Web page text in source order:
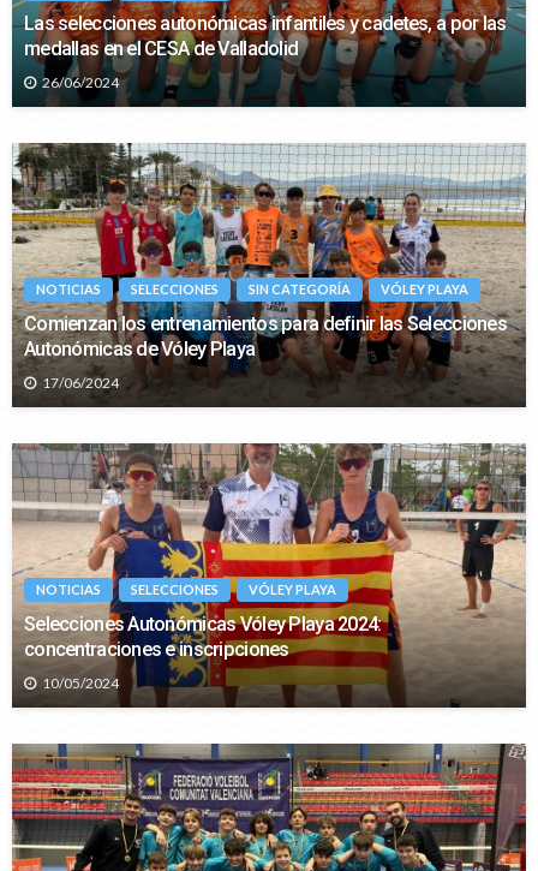
Las selecciones autonómicas infantiles y cadetes, a por las
medallas en el CESA de Valladolid
26/06/2024
NOTICIAS SELECCIONES SIN CATEGORÍA VÓLEY PLAYA
Comienzan los entrenamientos para definir las Selecciones
Autonómicas de Vóley Playa
17/06/2024
NOTICIAS SELECCIONES VÓLEY PLAYA
Selecciones Autonómicas Vóley Playa 2024:
concentraciones e inscripciones
10/05/2024